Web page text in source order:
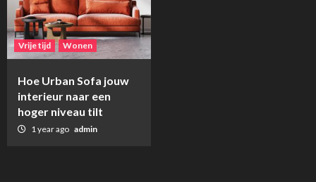
Vrije tijd Wonen
Hoe Urban Sofa jouw
interieur naar een
hoger niveau tilt
1 year ago admin